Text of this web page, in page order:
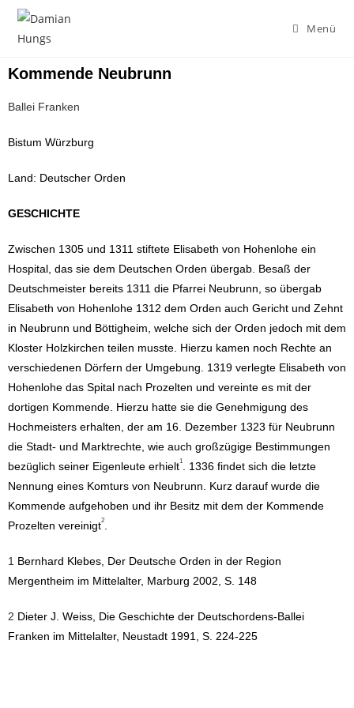
Menü
Kommende Neubrunn
Ballei Franken
Bistum Würzburg
Land: Deutscher Orden
GESCHICHTE
Zwischen 1305 und 1311 stiftete Elisabeth von Hohenlohe ein
Hospital, das sie dem Deutschen Orden übergab. Besaß der
Deutschmeister bereits 1311 die Pfarrei Neubrunn, so übergab
Elisabeth von Hohenlohe 1312 dem Orden auch Gericht und Zehnt
in Neubrunn und Böttigheim, welche sich der Orden jedoch mit dem
Kloster Holzkirchen teilen musste. Hierzu kamen noch Rechte an
verschiedenen Dörfern der Umgebung. 1319 verlegte Elisabeth von
Hohenlohe das Spital nach Prozelten und vereinte es mit der
dortigen Kommende. Hierzu hatte sie die Genehmigung des
Hochmeisters erhalten, der am 16. Dezember 1323 für Neubrunn
die Stadt- und Marktrechte, wie auch großzügige Bestimmungen
bezüglich seiner Eigenleute erhielt1
. 1336 findet sich die letzte
Nennung eines Komturs von Neubrunn. Kurz darauf wurde die
Kommende aufgehoben und ihr Besitz mit dem der Kommende
Prozelten vereinigt2
1 Bernhard Klebes, Der Deutsche Orden in der Region
Mergentheim im Mittelalter, Marburg 2002, S. 148
2 Dieter J. Weiss, Die Geschichte der Deutschordens-Ballei
Franken im Mittelalter, Neustadt 1991, S. 224-225